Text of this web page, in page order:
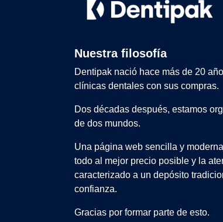
Nuestra filosofía
Dentipak nació hace más de 20
clínicas dentales con sus compras.
Dos décadas después, estamos
de dos mundos.
Una página web sencilla y
todo al mejor precio posible y la
caracterizado a un depósito
confianza.
Gracias por formar parte de esto.